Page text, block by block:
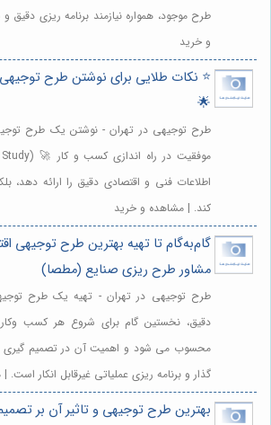
طرح موجود، همواره نیازمند برنامه ریزی
و خرید
⭐️ نکات طلایی برای نوشتن طرح
🌟
طرح توجیهی در تهران - نوشتن یک طرح
اطلاعات فنی و اقتصادی دقیق را ارائه دهد،
کند. | مشاهده و خرید
گام‌به‌گام تا تهیه بهترین طرح توجیهی
مشاور طرح ریزی صنایع (مطصا)
طرح توجیهی در تهران - تهیه یک طرح
دقیق، نخستین گام برای شروع هر کسب وکار
محسوب می شود و اهمیت آن در تصمیم گیری
گذار و برنامه ریزی عملیاتی غیرقابل انکار
بهترین طرح توجیهی و تاثیر آن بر